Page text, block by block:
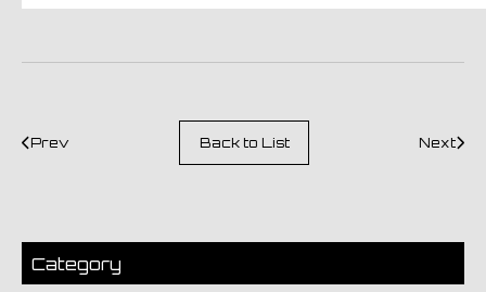
Prev Back to List Next
Category